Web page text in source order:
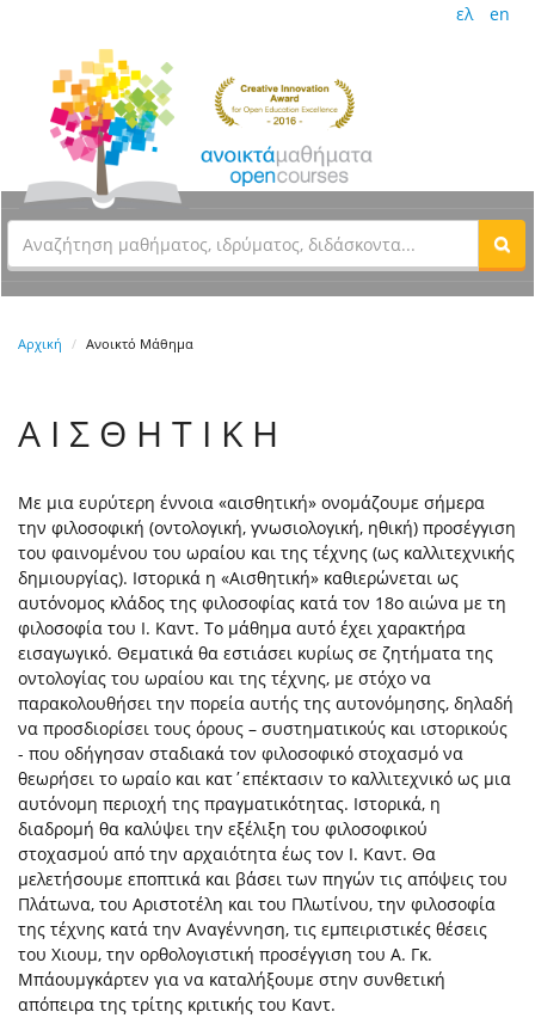
ελ en
Αρχική Ανοικτό Μάθημα
Α Ι Σ Θ Η Τ Ι Κ Η
Με μια ευρύτερη έννοια «αισθητική» ονομάζουμε σήμερα
την φιλοσοφική (οντολογική, γνωσιολογική, ηθική) προσέγγιση
του φαινομένου του ωραίου και της τέχνης (ως καλλιτεχνικής
δημιουργίας). Ιστορικά η «Αισθητική» καθιερώνεται ως
αυτόνομος κλάδος της φιλοσοφίας κατά τον 18ο αιώνα με τη
φιλοσοφία του Ι. Καντ. Το μάθημα αυτό έχει χαρακτήρα
εισαγωγικό. Θεματικά θα εστιάσει κυρίως σε ζητήματα της
οντολογίας του ωραίου και της τέχνης, με στόχο να
παρακολουθήσει την πορεία αυτής της αυτονόμησης, δηλαδή
να προσδιορίσει τους όρους – συστηματικούς και ιστορικούς
- που οδήγησαν σταδιακά τον φιλοσοφικό στοχασμό να
θεωρήσει το ωραίο και κατ΄επέκτασιν το καλλιτεχνικό ως μια
αυτόνομη περιοχή της πραγματικότητας. Ιστορικά, η
διαδρομή θα καλύψει την εξέλιξη του φιλοσοφικού
στοχασμού από την αρχαιότητα έως τον Ι. Καντ. Θα
μελετήσουμε εποπτικά και βάσει των πηγών τις απόψεις του
Πλάτωνα, του Αριστοτέλη και του Πλωτίνου, την φιλοσοφία
της τέχνης κατά την Αναγέννηση, τις εμπειριστικές θέσεις
του Χιουμ, την ορθολογιστική προσέγγιση του Α. Γκ.
Μπάουμγκάρτεν για να καταλήξουμε στην συνθετική
απόπειρα της τρίτης κριτικής του Καντ.